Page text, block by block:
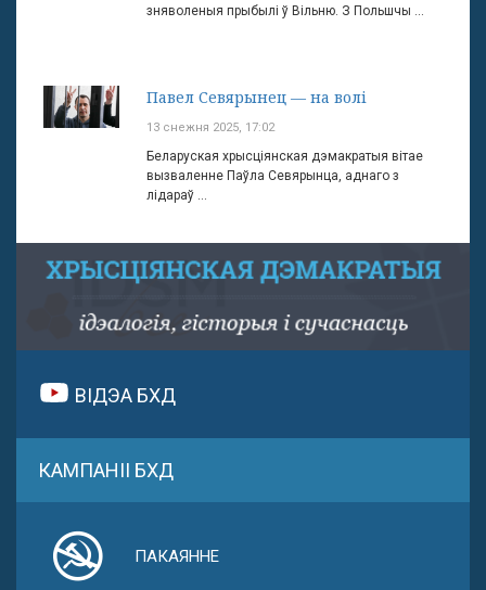
зняволеныя прыбылі ў Вільню. З Польшчы ...
Павел Севярынец — на волі
13 снежня 2025, 17:02
Беларуская хрысціянская дэмакратыя вітае
вызваленне Паўла Севярынца, аднаго з
лідараў ...
ВІДЭА БХД
КАМПАНІІ БХД
ПАКАЯННЕ